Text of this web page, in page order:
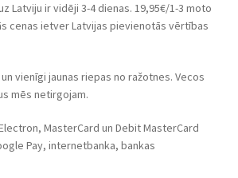
Latviju ir vidēji 3-4 dienas. 19,95€/1-3 moto
cenas ietver Latvijas pievienotās vērtības
vienīgi jaunas riepas no ražotnes. Vecos
mēs netirgojam.
MasterCard un Debit MasterCard
Pay, internetbanka, bankas